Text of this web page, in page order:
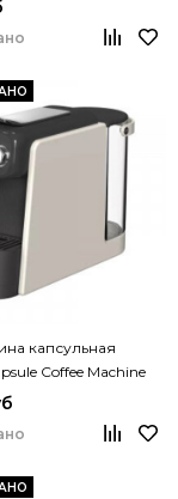
капсульная
Coffee Machine